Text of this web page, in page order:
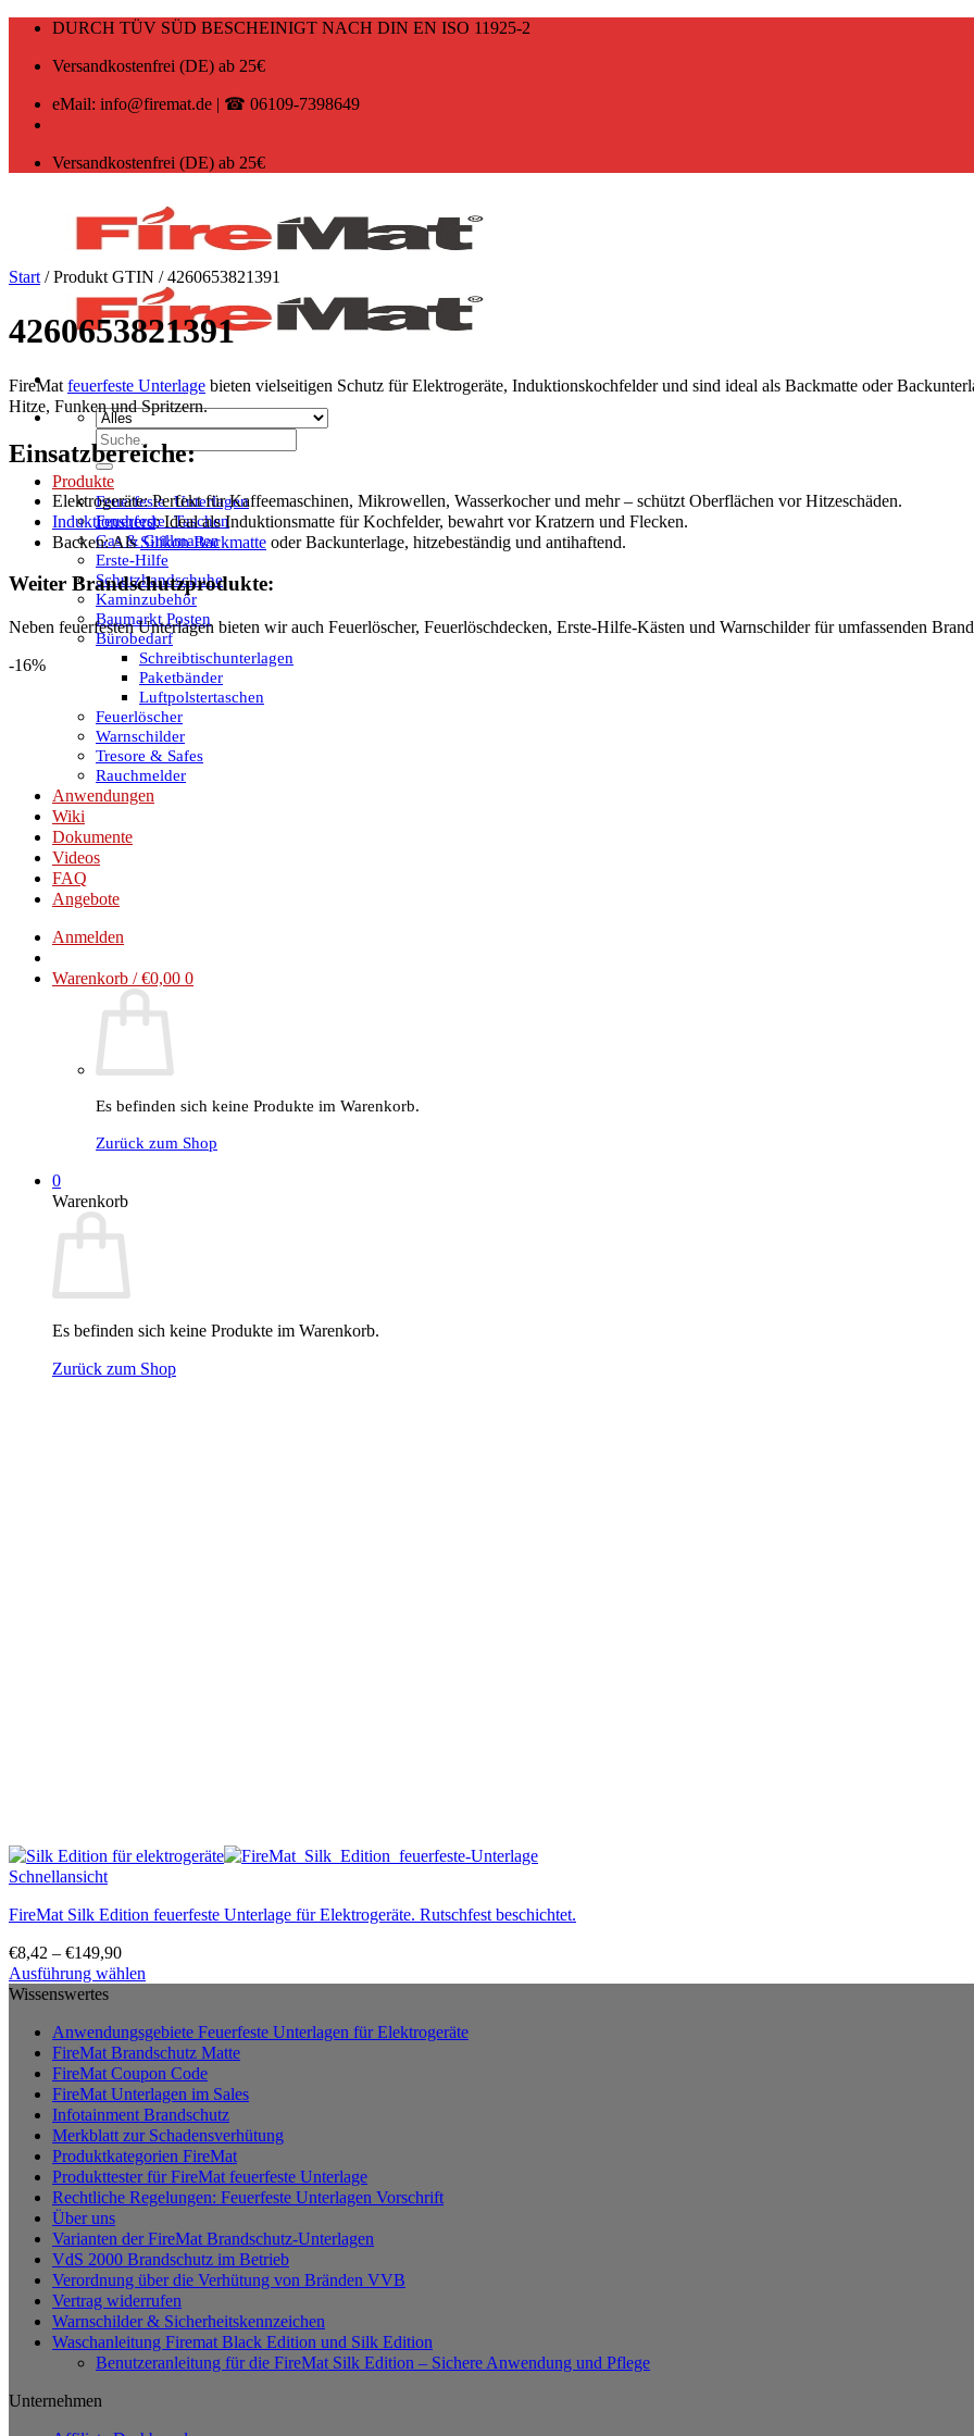
Zum
springen
DURCH TÜV SÜD BESCHEINIGT NACH DIN EN ISO 11925-2
Versandkostenfrei (DE) ab 25€
eMail: info@firemat.de | ☎ 06109-7398649
Versandkostenfrei (DE) ab 25€
Suchen
nach:
Produkte
Feuerfeste_Unterlagen
Feuerfeste_Taschen
Gas & Grillmatten
Erste-Hilfe
Schutzhandschuhe
Kaminzubehör
Baumarkt Posten
Bürobedarf
Schreibtischunterlagen
Paketbänder
Luftpolstertaschen
Feuerlöscher
Warnschilder
Tresore & Safes
Rauchmelder
Anwendungen
Wiki
Dokumente
Videos
FAQ
Angebote
Anmelden
Warenkorb /€0,00 0
Es befinden sich keine Produkte im Warenkorb.
Zurück zum Shop
0
Warenkorb
Es befinden sich keine Produkte im Warenkorb.
Zurück zum Shop
Start /Produkt GTIN /4260653821391
4260653821391
FireMat feuerfeste Unterlage bieten vielseitigen Schutz für Elektrogeräte, Induktionskochfelder und sind ideal als Backmatte oder
Hitze, Funken und Spritzern.
Einsatzbereiche:
Elektrogeräte: Perfekt für Kaffeemaschinen, Mikrowellen, Wasserkocher und mehr – schützt Oberflächen vor Hitzeschäden.
Induktionsherd: Ideal als Induktionsmatte für Kochfelder, bewahrt vor Kratzern und Flecken.
Backen: AlsSilikon Backmatte oder Backunterlage, hitzebeständig und antihaftend.
Weiter Brandschutzprodukte:
Neben feuerfesten Unterlagen bieten wir auch Feuerlöscher, Feuerlöschdecken, Erste-Hilfe-Kästen und Warnschilder für umfassenden
-16%
Schnellansicht
FireMat Silk Edition feuerfeste Unterlage für Elektrogeräte. Rutschfest beschichtet.
€8,42 – €149,90
Ausführung wählen
Dieses
weist
mehrere
Varianten
Optionen
können
Produktseite
gewählt
werden
Wissenswertes
Anwendungsgebiete Feuerfeste Unterlagen für Elektrogeräte
FireMat Brandschutz Matte
FireMat Coupon Code
FireMat Unterlagen im Sales
Infotainment Brandschutz
Merkblatt zur Schadensverhütung
Produktkategorien FireMat
Produkttester für FireMat feuerfeste Unterlage
Rechtliche Regelungen: Feuerfeste Unterlagen Vorschrift
Über uns
Varianten der FireMat Brandschutz-Unterlagen
VdS 2000 Brandschutz im Betrieb
Verordnung über die Verhütung von Bränden VVB
Vertrag widerrufen
Warnschilder & Sicherheitskennzeichen
Waschanleitung Firemat Black Edition und Silk Edition
Benutzeranleitung für die FireMat Silk Edition – Sichere Anwendung und Pflege
Unternehmen